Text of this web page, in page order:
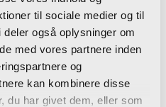
til sociale medier og til
også oplysninger om
med vores partnere inden
og
kan kombinere disse
du har givet dem, eller som